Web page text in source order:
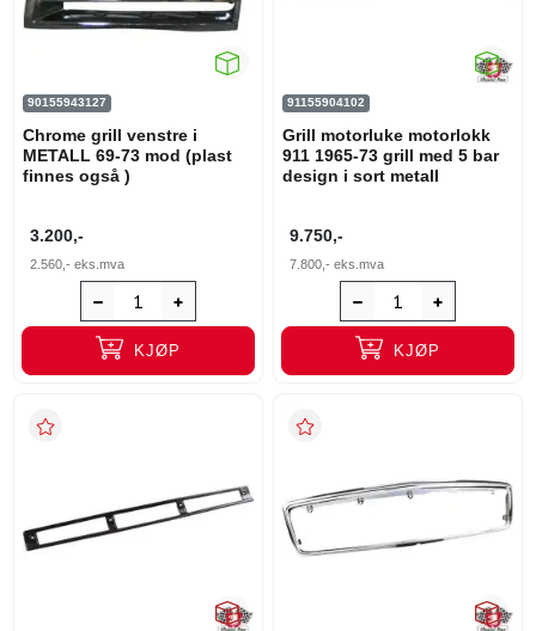
90155943127
Chrome grill venstre i
METALL 69-73 mod (plast
finnes også )
3.200,-
2.560,- eks.mva
KJØP
91155904102
Grill motorluke motorlokk
911 1965-73 grill med 5 bar
design i sort metall
9.750,-
7.800,- eks.mva
KJØP